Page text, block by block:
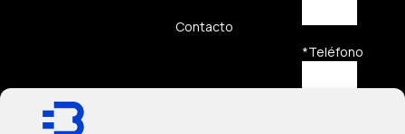
Contacto
*Teléfono